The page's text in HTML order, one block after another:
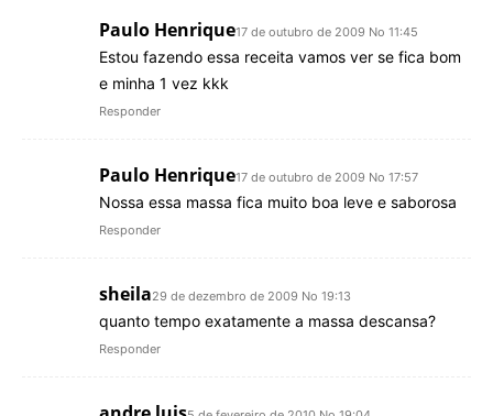
Paulo Henrique17 de outubro de 2009 No 11:45
Estou fazendo essa receita vamos ver se fica bom
e minha 1 vez kkk
Responder
Paulo Henrique17 de outubro de 2009 No 17:57
Nossa essa massa fica muito boa leve e saborosa
Responder
sheila29 de dezembro de 2009 No 19:13
quanto tempo exatamente a massa descansa?
Responder